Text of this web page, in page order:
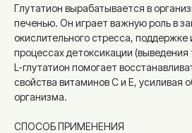
Глутатион вырабатывается в
печенью. Он играет важную роль в
окислительного стресса,
процессах детоксикации (выведения
L-глутатион помогает
свойства витаминов C и E, усиливая
организма.
СПОСОБ ПРИМЕНЕНИЯ